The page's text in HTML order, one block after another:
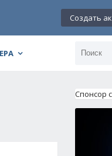
Создать
Спонсор